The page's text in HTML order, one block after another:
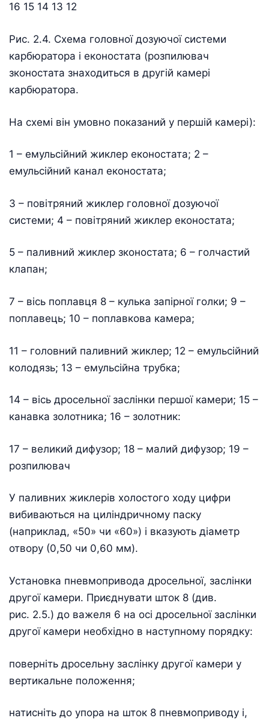
16 15 14 13 12
Рис. 2.4. Схема головної дозуючої системи
карбюратора і еконостата (розпилювач
зконостата знаходиться в другій камері
карбюратора.
На схемі він умовно показаний у першій камері):
1 – емульсійний жиклер еконостата; 2 –
емульсійний канал еконостата;
3 – повітряний жиклер головної дозуючої
системи; 4 – повітряний жиклер еконостата;
5 – паливний жиклер зконостата; 6 – голчастий
клапан;
7 – вісь поплавця 8 – кулька запірної голки; 9 –
поплавець; 10 – поплавкова камера;
11 – головний паливний жиклер; 12 – емульсійний
колодязь; 13 – емульсійна трубка;
14 – вісь дросельної заслінки першої камери; 15 –
канавка золотника; 16 – золотник:
17 – великий дифузор; 18 – малий дифузор; 19 –
розпилювач
У паливних жиклерів холостого ходу цифри
вибиваються на циліндричному паску
(наприклад, «50» чи «60») і вказують діаметр
отвору (0,50 чи 0,60 мм).
Установка пневмопривода дросельної, заслінки
другої камери. Приєднувати шток 8 (див.
рис. 2.5.) до важеля 6 на осі дросельної заслінки
другої камери необхідно в наступному порядку:
поверніть дросельну заслінку другої камери у
вертикальне положення;
натисніть до упора на шток 8 пневмоприводу і,